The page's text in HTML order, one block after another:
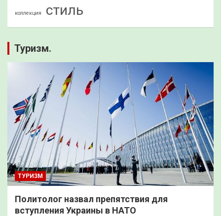
коллекция стиль
Туризм.
ТУРИЗМ
Политолог назвал препятствия для
вступления Украины в НАТО